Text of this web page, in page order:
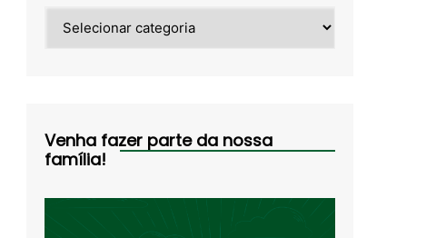
Venha fazer parte da nossa
família!